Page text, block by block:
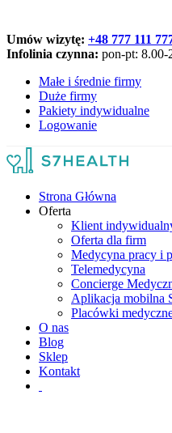
Umów wizytę: +48 777 111
Infolinia czynna: pon-pt: 8.00-
Małe i średnie firmy
Duże firmy
Pakiety indywidualne
Logowanie
Strona Główna
Oferta
Klient
Oferta dla firm
Medycyna pracy i
Telemedycyna
Concierge
Aplikacja mobilna
Placówki
O nas
Blog
Sklep
Kontakt